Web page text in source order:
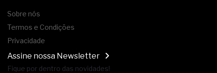
Sobre nós
Termos e Condições
Privacidade
Assine nossa Newsletter
Fique por dentro das novidades!